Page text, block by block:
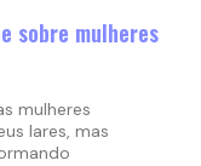
sobre mulheres
mulheres
lares, mas